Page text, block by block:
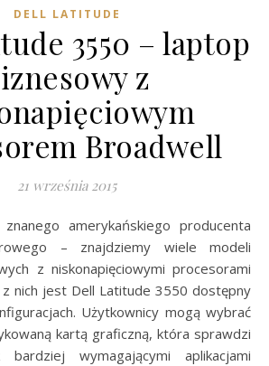
DELL LATITUDE
3550 – laptop
z
Broadwell
21 września 2015
– znajdziemy wiele modeli
z niskonapięciowymi procesorami
z nich jest Dell Latitude 3550 dostępny
Użytkownicy mogą wybrać
kartą graficzną, która sprawdzi
wymagającymi aplikacjami